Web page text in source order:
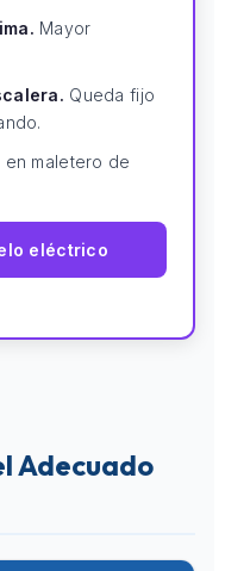
Mayor
Queda fijo
maletero de
eléctrico
Adecuado